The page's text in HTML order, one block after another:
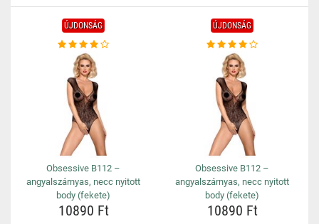
ÚJDONSÁG
Obsessive B112 –
angyalszárnyas, necc nyitott
body (fekete)
10890 Ft
ÚJDONSÁG
Obsessive B112 –
angyalszárnyas, necc nyitott
body (fekete)
10890 Ft